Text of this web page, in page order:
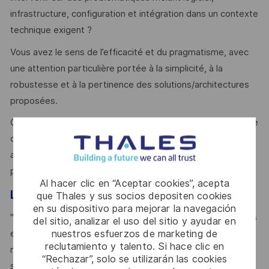
Al hacer clic en “Aceptar cookies”, acepta
que Thales y sus socios depositen cookies
en su dispositivo para mejorar la navegación
del sitio, analizar el uso del sitio y ayudar en
nuestros esfuerzos de marketing de
reclutamiento y talento. Si hace clic en
“Rechazar”, solo se utilizarán las cookies
infrastructure, configuration et intégration dans un contexte
technique exigent ?
Vous avez le sens de l’efficacité et du pragmatisme, avec
une attention particulière portée à la simplicité, à la
robustesse et à la pertinence des solutions/architectures
proposées.
On vous reconnait d’excellentes qualités relationnelles et de
communication, permettant de collaborer efficacement
avec des interlocuteurs variés et de partager les bonnes
pratiques avec pédagogie.
Le mot du manager
" Le métier IVVQ innove chez Thales pour servir nos Clients
et renforcer notre compétitivité. Nous rejoindre, c’est
mettre votre expertise en validation au service de projets
stratégiques en cybersécurité, dans un cadre stimulant et